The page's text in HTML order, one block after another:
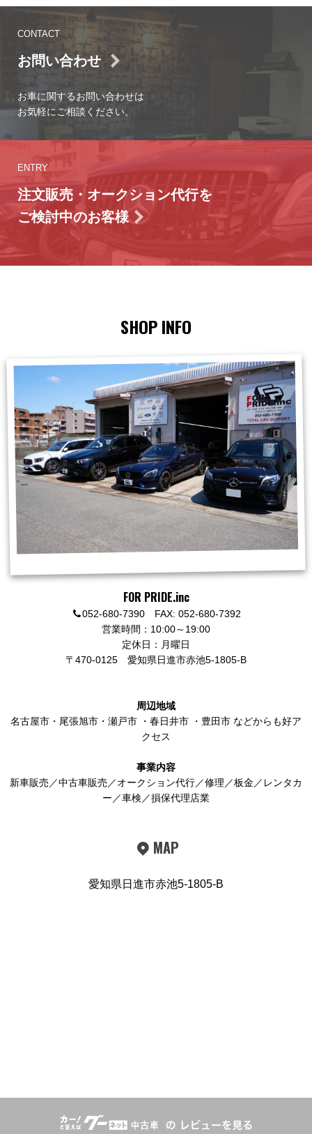
CONTACT
お問い合わせ
お車に関するお問い合わせは
お気軽にご相談ください。
ENTRY
注文販売・オークション代行を
ご検討中のお客様
SHOP INFO
FOR PRIDE.inc
052-680-7390 FAX: 052-680-7392
営業時間：10:00～19:00
定休日：月曜日
〒470-0125 愛知県日進市赤池5-1805-B
周辺地域
名古屋市 ・ 尾張旭市 ・ 瀬戸市 ・ 春日井市 ・ 豊田市 などからも好ア
クセス
事業内容
新車販売／中古車販売／オークション代行／修理／板金／レンタカ
ー／車検／損保代理店業
MAP
愛知県日進市赤池5-1805-B